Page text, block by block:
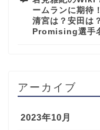
ームランに期待！
清宮は？安田は
Promising選手
アーカイブ
2023年10月